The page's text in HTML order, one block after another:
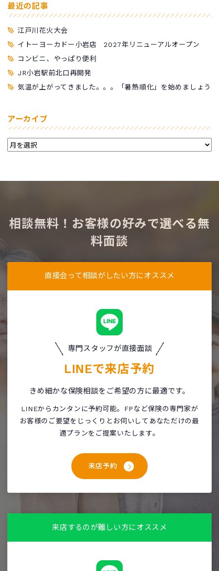
最近の記事
江戸川花火大会
イトーヨーカドー小岩店 2027年リニューアルオープン
コンビニ、やっぱり便利
JR小岩駅前北口再開発
気温が上がってきました。。。「暑熱順化」を始めましょう
アーカイブ
相談無料！お客様の好みで選べる無
料面談
直接会って相談がしたい方にオススメ
専門スタッフが直接面談
LINEで来店予約
きめ細かな保険相談をご希望の方に最適です。
LINEからカンタンに予約可能。FPなど保険の専門家が
お客様のご要望をじっくりとお伺いしてあなただけの最
適プランをご提案いたします。
来店予約
来店するのが難しい方にオススメ